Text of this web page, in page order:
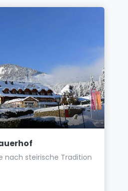
nach steirische Tradition